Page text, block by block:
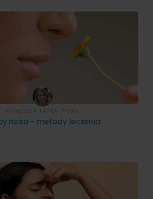
nosa - metody leczenia
AGNIESZKA KAPKA-PLEWA